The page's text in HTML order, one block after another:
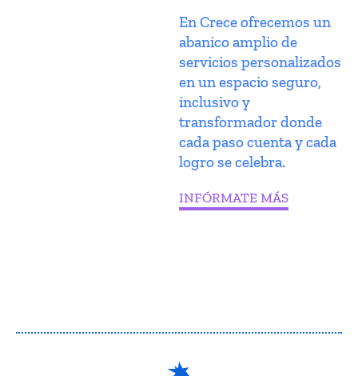
En Crece ofrecemos un
abanico amplio de
servicios personalizados
en un espacio seguro,
inclusivo y
transformador donde
cada paso cuenta y cada
logro se celebra.
INFÓRMATE MÁS